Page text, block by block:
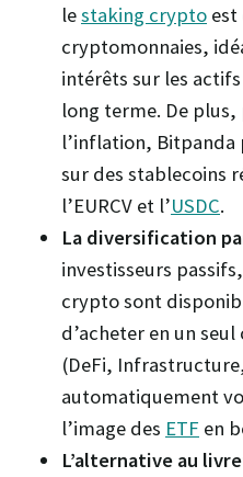
lestaking crypto est
cryptomonnaies,
intérêts sur les
long terme. De
l’inflation, Bitpanda
sur des stablecoins
l’EURCV et l’USDC.
La diversification
investisseurs
crypto sont
d’acheter en un
(DeFi,
automatiquement
l’image des ETF en
L’alternative au